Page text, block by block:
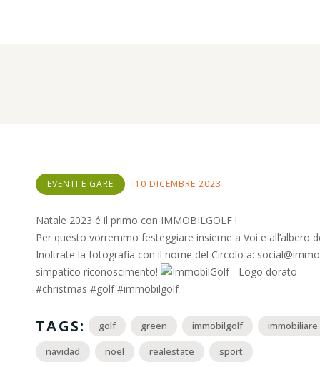
EVENTI E GARE 10 DICEMBRE 2023
Natale 2023 é il primo con IMMOBILGOLF !
Per questo vorremmo festeggiare insieme a Voi e all’albero
Inoltrate la fotografia con il nome del Circolo a:
simpatico riconoscimento!
#christmas #golf #immobilgolf
TAGS: golf green immobilgolf
immobiliare
navidad
noel realestate sport